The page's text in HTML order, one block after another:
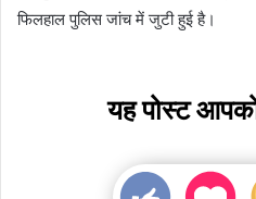
फिलहाल पुलिस जांच में जुटी हुई है।
यह पोस्ट